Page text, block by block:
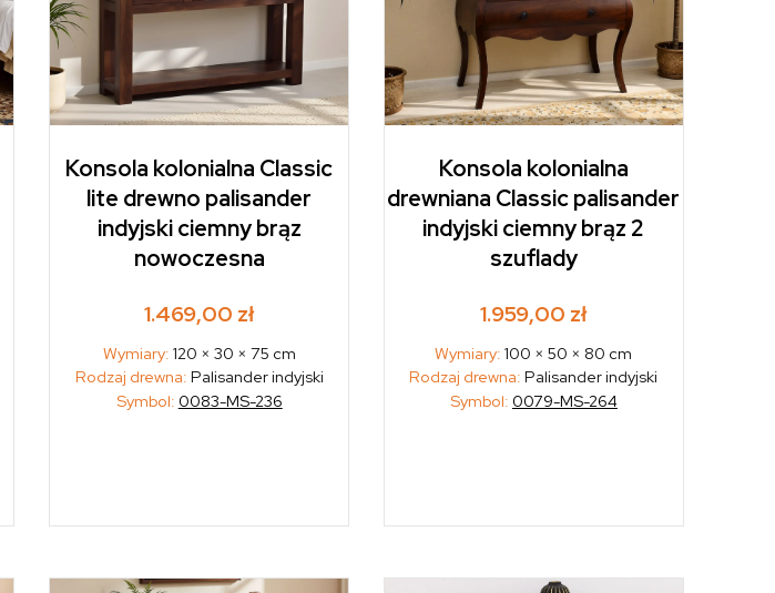
Konsola kolonialna Classic
lite drewno palisander
indyjski ciemny brąz
nowoczesna
1.469,00 zł
Wymiary: 120 × 30 × 75 cm
Rodzaj drewna: Palisander indyjski
Symbol: 0083-MS-236
Konsola kolonialna
drewniana Classic palisander
indyjski ciemny brąz 2
szuflady
1.959,00 zł
Wymiary:100 × 50 × 80 cm
Rodzaj drewna: Palisander indyjski
Symbol: 0079-MS-264